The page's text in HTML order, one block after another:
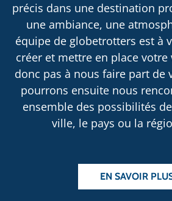
précis dans une destination
une ambiance, une
équipe de globetrotters est à
créer et mettre en place votre
donc pas à nous faire part de
pourrons ensuite nous
ensemble des possibilités
ville, le pays ou la
EN SAVOIR